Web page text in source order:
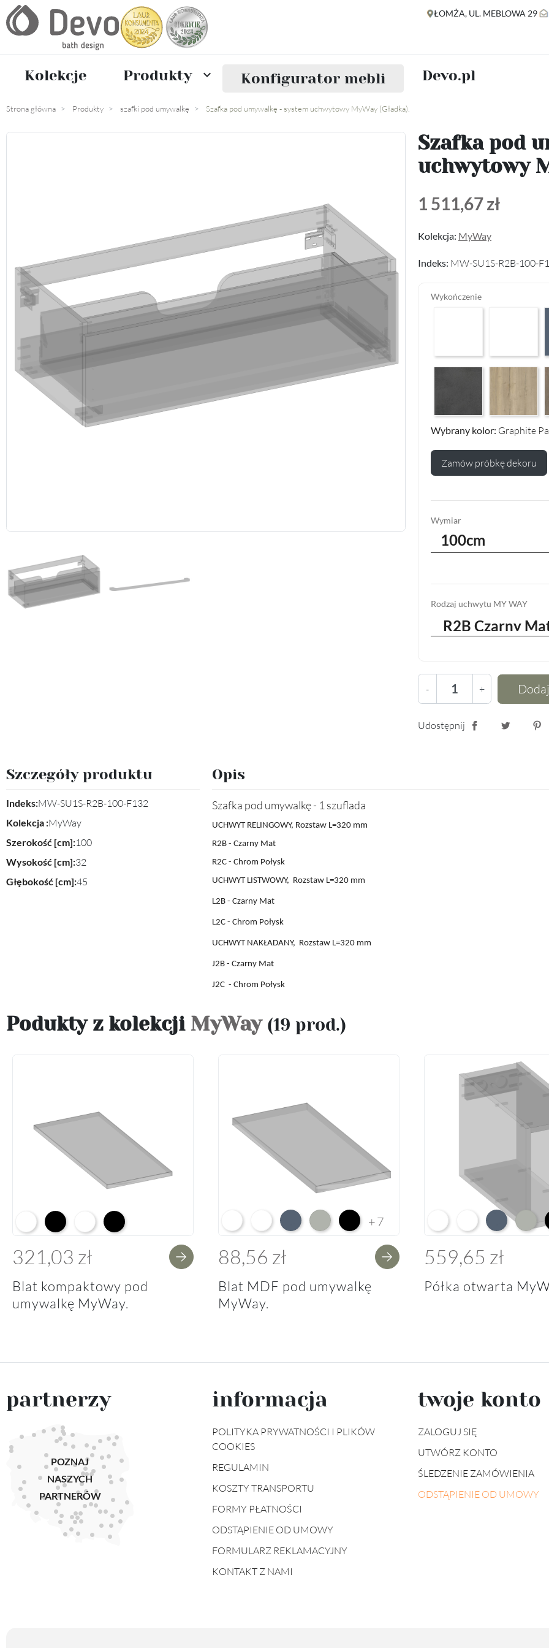
ŁOMŻA, UL. MEBLOWA 29
Kolekcje Produkty  Konfigurator mebli Devo.pl
Strona główna Produkty szafki pod umywalkę Szafka pod umywalkę - system uchwytowy MyWay (Gładka).
Szafka pod
uchwytowy
1 511,67 zł
Kolekcja: MyWay
Indeks: MW-SU1S-R2B-100-
Wykończenie
Wybrany kolor: Graphite
Zamów próbkę dekoru
Wymiar
100cm
Rodzaj uchwytu MY WAY
- +
Udostępnij
Szczegóły produktu
Indeks:MW-SU1S-R2B-100-F132
Kolekcja :MyWay
Szerokość [cm]:100
Wysokość [cm]:32
Głębokość [cm]:45
Opis
Szafka pod umywalkę - 1 szuflada
UCHWYT RELINGOWY, Rozstaw L=320 mm
R2B - Czarny Mat
R2C - Chrom Połysk
UCHWYT LISTWOWY, Rozstaw L=320 mm
L2B - Czarny Mat
L2C - Chrom Połysk
UCHWYT NAKŁADANY, Rozstaw L=320 mm
J2B - Czarny Mat
J2C - Chrom Połysk
Podukty z kolekcji MyWay (19 prod.)
Alpine White K02
Black K16Alpine White Struktura K37
K14 Soft Black
321,03 zł
Blat kompaktowy pod
umywalkę MyWay.
Arctic White HG F01
Premium White Supermatt F83
Perfect Touch Parisian Blue F103
Perfect Touch Stahlgrau F105
Czarny Mat Orchidea Nera F56
+7
88,56 zł
Blat MDF pod umywalkę
MyWay.
Arctic White L04Premium White
Perfect Touch
559,65 zł
Półka otwarta
partnerzy
POZNAJ
NASZYCH
PARTNERÓW
informacja
POLITYKA PRYWATNOŚCI I PLIKÓW
COOKIES
REGULAMIN
KOSZTY TRANSPORTU
FORMY PŁATNOŚCI
ODSTĄPIENIE OD UMOWY
FORMULARZ REKLAMACYJNY
KONTAKT Z NAMI
twoje konto
ZALOGUJ SIĘ
UTWÓRZ KONTO
ŚLEDZENIE ZAMÓWIENIA
ODSTĄPIENIE OD UMOWY